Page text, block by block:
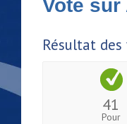
Vote
Résultat
41
Pour